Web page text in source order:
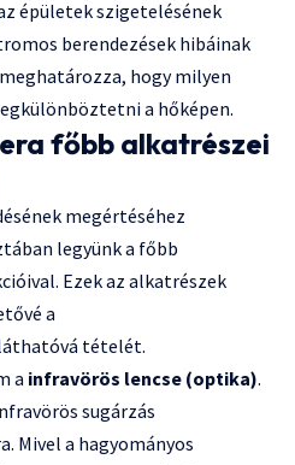
épületek szigetelésének
berendezések hibáinak
hogy milyen
a hőképen.
főbb alkatrészei
megértéséhez
legyünk a főbb
Ezek az alkatrészek
a
tételét.
a infravörös lencse (optika).
sugárzás
Mivel a hagyományos